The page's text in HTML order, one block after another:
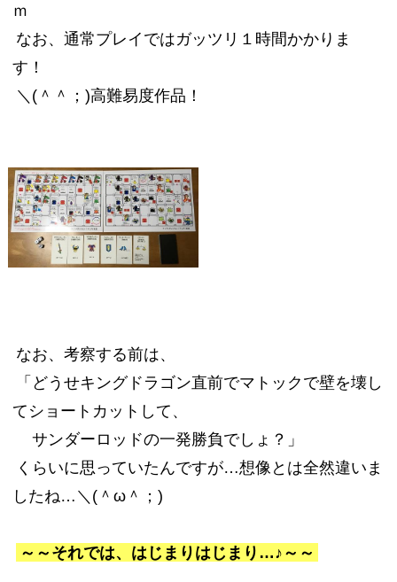
ｍ
なお、通常プレイではガッツリ１時間かかりま
す！
＼(＾＾；)高難易度作品！
なお、考察する前は、
「どうせキングドラゴン直前でマトックで壁を壊し
てショートカットして、
サンダーロッドの一発勝負でしょ？」
くらいに思っていたんですが…想像とは全然違いま
したね…＼(＾ω＾；)
～～それでは、はじまりはじまり…♪～～